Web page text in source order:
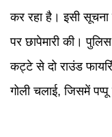
कर रहा है। इसी
पर छापेमारी की।
कट्टे से दो राउंड
गोली चलाई, जिसमें